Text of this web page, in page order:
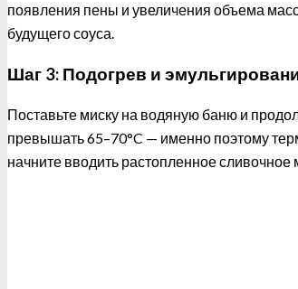
появления пены и увеличения объема
будущего соуса.
Шаг 3: Подогрев и
Поставьте миску на водяную баню и
превышать 65–70°C — именно поэтому
начните вводить растопленное